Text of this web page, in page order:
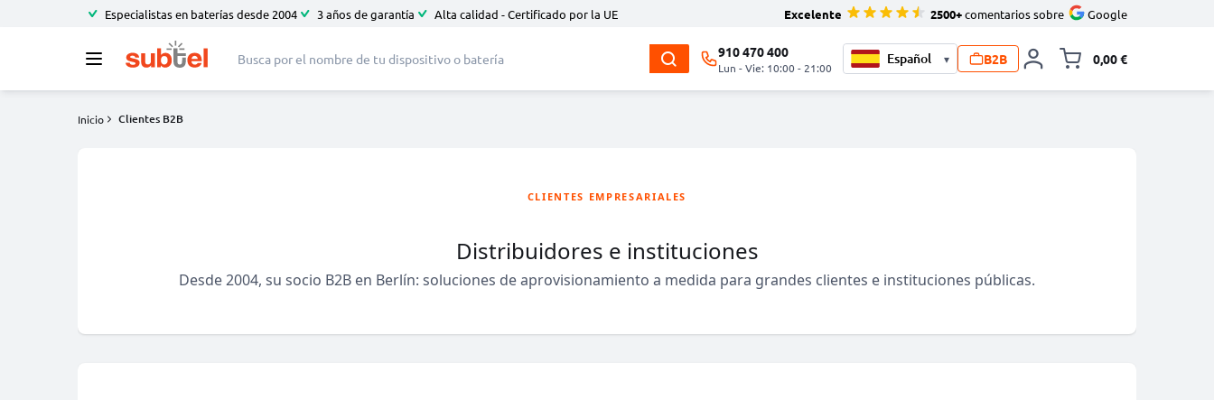
Especialistas en baterías desde 2004 3 años de garantía Alta calidad - Certificado por la UE Excelente 2500+comentarios sobre Google
910 470 400
Lun - Vie: 10:00 - 21:00
▾ B2B 0,00 €
Inicio Clientes B2B
CLIENTES EMPRESARIALES
Distribuidores e instituciones
Desde 2004, su socio B2B en Berlín: soluciones de aprovisionamiento a medida para grandes clientes e instituciones públicas.